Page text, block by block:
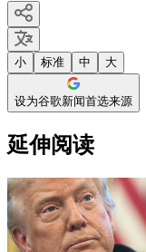
小 标准 中 大
设为谷歌新闻首选来源
延伸阅读